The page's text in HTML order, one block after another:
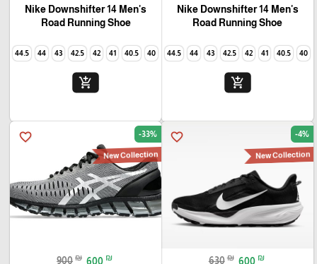
Nike Downshifter 14 Men's
Road Running Shoe
40
40.5
41
42
42.5
43
44
44.5
45
add_shopping_cart
Nike Downshifter 14 Men's
Road Running Shoe
40
40.5
41
42
42.5
43
44
44.5
add_shopping_cart
favorite_border -4%
New Collection
630 ₪ 600 ₪
favorite_border -33%
New Collection
900 ₪ 600 ₪